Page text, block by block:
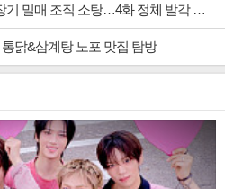
매 조직 소탕…4화 정체 발각 위기 예고
닭&삼계탕 노포 맛집 탐방